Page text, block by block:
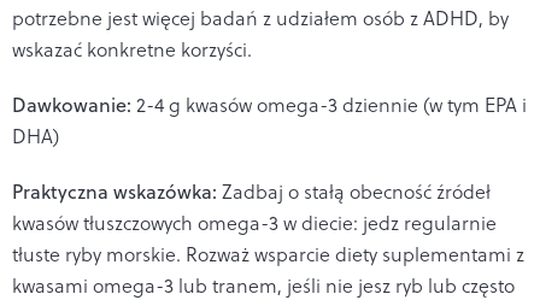
potrzebne jest więcej badań z udziałem osób z ADHD, by
wskazać konkretne korzyści.
Dawkowanie: 2-4 g kwasów omega-3 dziennie (w tym EPA i
DHA)
Praktyczna wskazówka: Zadbaj o stałą obecność źródeł
kwasów tłuszczowych omega-3 w diecie: jedz regularnie
tłuste ryby morskie. Rozważ wsparcie diety suplementami z
kwasami omega-3 lub tranem, jeśli nie jesz ryb lub często